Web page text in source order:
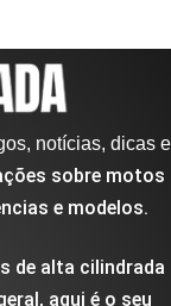
notícias, dicas e
sobre motos
e modelos.
de alta cilindrada
aqui é o seu